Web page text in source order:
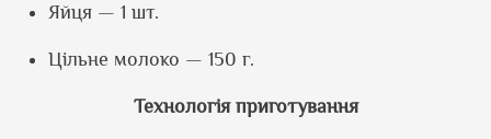
Яйця — 1 шт.
Цільне молоко — 150 г.
Технологія приготування